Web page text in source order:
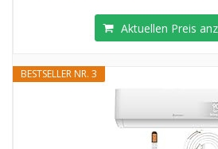
Aktuellen Preis
BESTSELLER NR. 3